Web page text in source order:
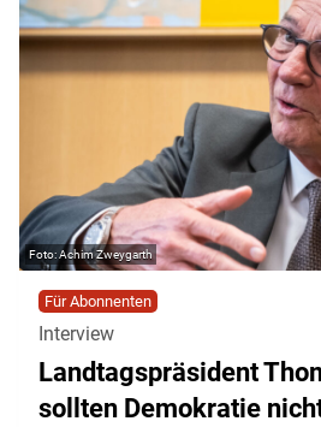
Achim Zweygarth
Für Abonnenten
Interview
Landtagspräsident
sollten Demokratie